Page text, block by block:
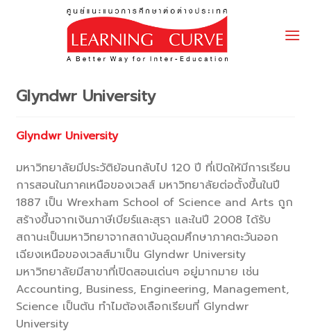
Glyndwr University
Glyndwr University
มหาวิทยาลัยมีประวัติย้อนกลับไป 120 ปี ที่เปิดให้มีการเรียน
การสอนในภาคเหนือของเวลส์ มหาวิทยาลัยต่อตั้งขึ้นในปี
1887 เป็น Wrexham School of Science and Arts ถูก
สร้างขึ้นจากเงินภาษีเบียร์และสุรา และในปี 2008 ได้รับ
สถานะเป็นมหาวิทยาจากสถาบันอุดมศึกษาภาคตะวันออก
เฉียงเหนือของเวลส์มาเป็น Glyndwr University
มหาวิทยาลัยมีสาขาที่เปิดสอนเด่นๆ อยู่มากมาย เช่น
Accounting, Business, Engineering, Management,
Science เป็นต้น ทำไมต้องเลือกเรียนที่ Glyndwr
University